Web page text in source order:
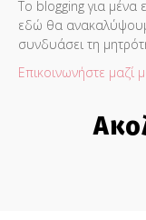
Το blogging για μένα
εδώ θα
συνδυάσει τη
Επικοινωνήστε μαζί